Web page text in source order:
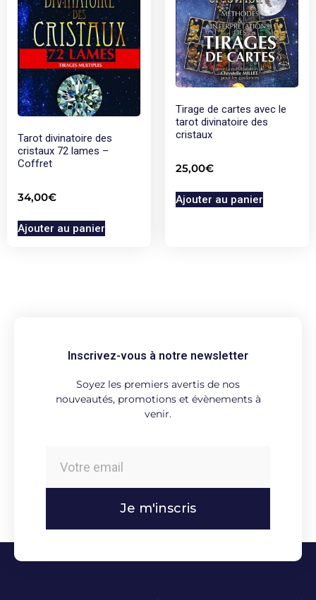
Tarot divinatoire des
cristaux 72 lames –
Coffret
34,00€
Ajouter au panier
Tirage de cartes avec le
tarot divinatoire des
cristaux
25,00€
Ajouter au panier
Inscrivez-vous à notre newsletter
Soyez les premiers avertis de nos
nouveautés, promotions et évènements à
venir.
Je m'inscris